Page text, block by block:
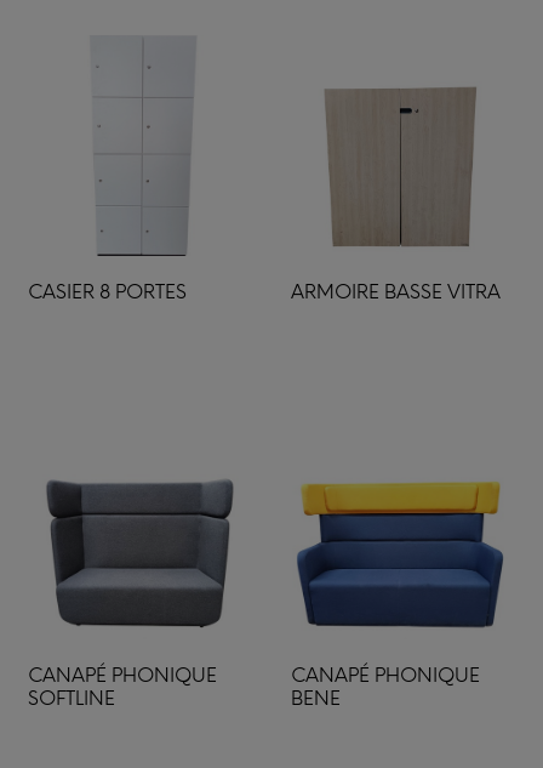
CASIER 8 PORTES ARMOIRE BASSE VITRA
CANAPÉ PHONIQUE
SOFTLINE
CANAPÉ PHONIQUE
BENE